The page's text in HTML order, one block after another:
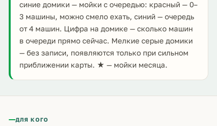
синие домики — мойки с очередью: красный — 0–
3 машины, можно смело ехать, синий — очередь
от 4 машин. Цифра на домике — сколько машин
в очереди прямо сейчас. Мелкие серые домики
— без записи, появляются только при сильном
приближении карты. ★ — мойки месяца.
ДЛЯ КОГО